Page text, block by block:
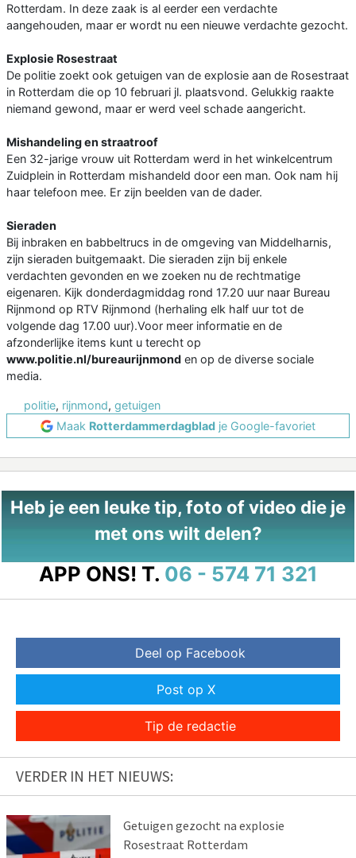
Rotterdam. In deze zaak is al eerder een verdachte
aangehouden, maar er wordt nu een nieuwe verdachte gezocht.
Explosie Rosestraat
De politie zoekt ook getuigen van de explosie aan de Rosestraat
in Rotterdam die op 10 februari jl. plaatsvond. Gelukkig raakte
niemand gewond, maar er werd veel schade aangericht.
Mishandeling en straatroof
Een 32-jarige vrouw uit Rotterdam werd in het winkelcentrum
Zuidplein in Rotterdam mishandeld door een man. Ook nam hij
haar telefoon mee. Er zijn beelden van de dader.
Sieraden
Bij inbraken en babbeltrucs in de omgeving van Middelharnis,
zijn sieraden buitgemaakt. Die sieraden zijn bij enkele
verdachten gevonden en we zoeken nu de rechtmatige
eigenaren. Kijk donderdagmiddag rond 17.20 uur naar Bureau
Rijnmond op RTV Rijnmond (herhaling elk half uur tot de
volgende dag 17.00 uur).Voor meer informatie en de
afzonderlijke items kunt u terecht op
www.politie.nl/bureaurijnmond en op de diverse sociale
media.
politie, rijnmond, getuigen
Maak Rotterdammerdagblad je Google-favoriet
Heb je een leuke tip, foto of video die je
met ons wilt delen?
APP ONS! T. 06 - 574 71 321
Deel op Facebook
Post op X
Tip de redactie
VERDER IN HET NIEUWS:
Getuigen gezocht na explosie
Rosestraat Rotterdam